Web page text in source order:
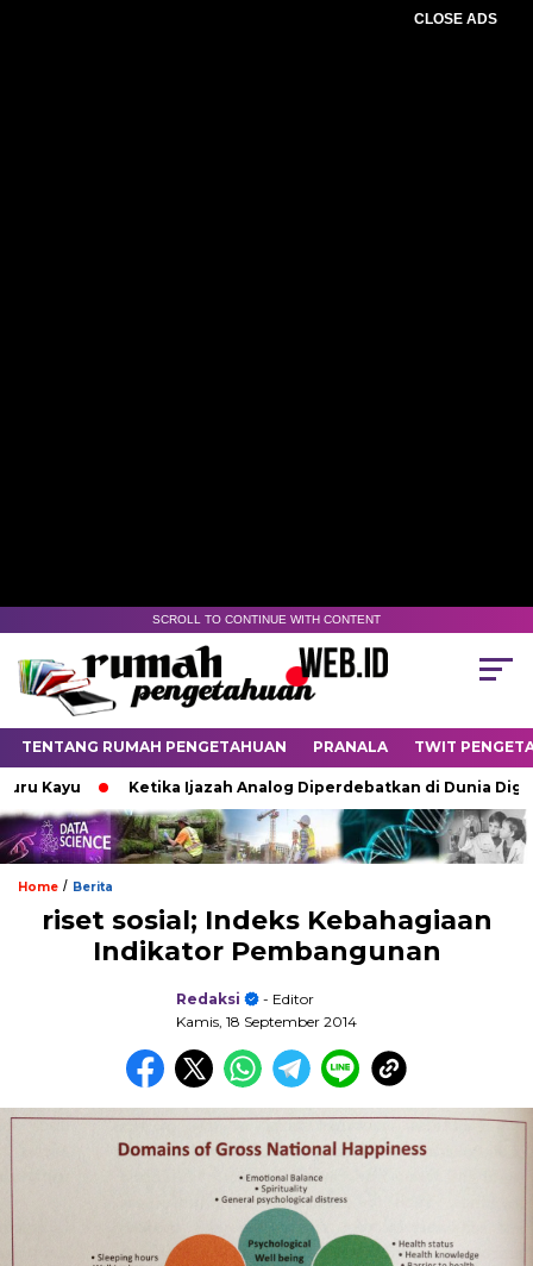
CLOSE ADS
SCROLL TO CONTINUE WITH CONTENT
TENTANG RUMAH PENGETAHUAN PRANALA TWIT
Ketika Ijazah Analog Diperdebatkan di Dunia Digital
Home / Berita
riset sosial; Indeks Kebahagiaan
Indikator Pembangunan
Redaksi
- Editor
Kamis, 18 September 2014